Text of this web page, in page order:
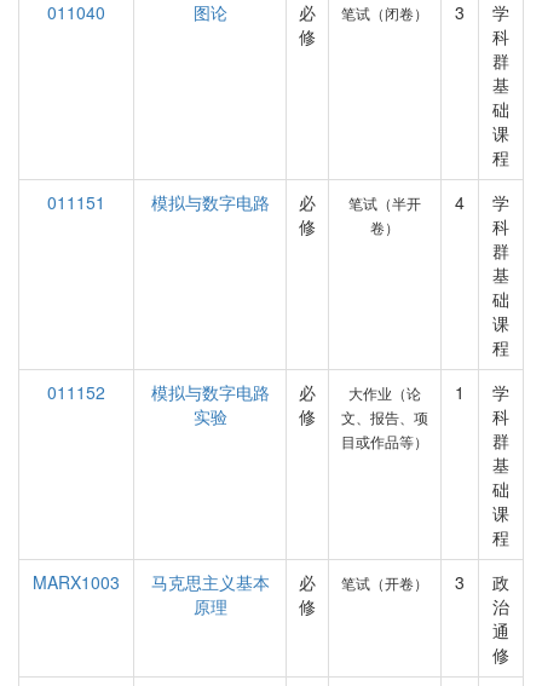
011040 图论
必
修
笔试（闭卷） 3
学
科
群
基
础
课
程
011151
模拟与数字电路
必
修
笔试（半开
卷）
4
学
科
群
基
础
课
程
011152
模拟与数字电路
实验
必
修
大作业（论
文、报告、项
目或作品等）
1
学
科
群
基
础
课
程
MARX1003
马克思主义基本
原理
必
修
笔试（开卷） 3
政
治
通
修